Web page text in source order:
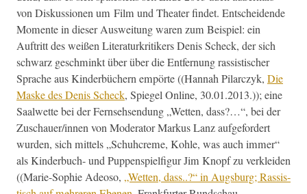
von Diskus­sio­nen um Film und The­ater find­et. Entschei­dende
Momente in dieser Ausweitung waren zum Beispiel: ein
Auftritt des weißen Lit­er­aturkri­tik­ers Denis Scheck, der sich
schwarz geschminkt über über die Ent­fer­nung ras­sis­tis­ch­er
Sprache aus Kinder­büch­ern empörte ((Han­nah Pilar­czyk, Die
Maske des Denis Scheck, Spiegel Online, 30.01.2013.)); eine
Saal­wette bei der Fernsehsendung „Wet­ten, dass?…“, bei der
Zuschauer/innen von Mod­er­a­tor Markus Lanz aufge­fordert
wur­den, sich mit­tels „Schuhcreme, Kohle, was auch immer“
als Kinder­buch- und Pup­pen­spielfig­ur Jim Knopf zu verklei­den
((Marie-Sophie Adeoso, „Wet­ten, dass..?“ in Augs­burg; Ras­sis­